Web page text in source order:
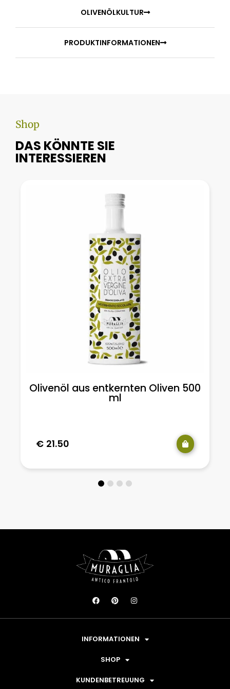
OLIVENÖLKULTUR
PRODUKTINFORMATIONEN
Shop
DAS KÖNNTE SIE
INTERESSIEREN
Olivenöl aus entkernten Oliven 500
ml
€ 21.50
INFORMATIONEN
SHOP
KUNDENBETREUUNG